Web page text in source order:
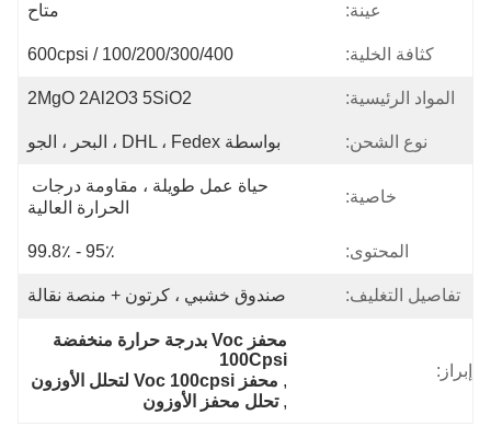
عينة: متاح
كثافة الخلية: 100/200/300/400 / 600cpsi
المواد الرئيسية: 2MgO 2Al2O3 5SiO2
نوع الشحن: بواسطة DHL ، Fedex ، البحر ، الجو
خاصية:
حياة عمل طويلة ، مقاومة درجات
الحرارة العالية
المحتوى: 95٪ - 99.8٪
تفاصيل التغليف: صندوق خشبي ، كرتون + منصة نقالة
إبراز:
محفز Voc بدرجة حرارة منخفضة
100Cpsi
, محفز Voc 100cpsi لتحلل الأوزون
, تحلل محفز الأوزون